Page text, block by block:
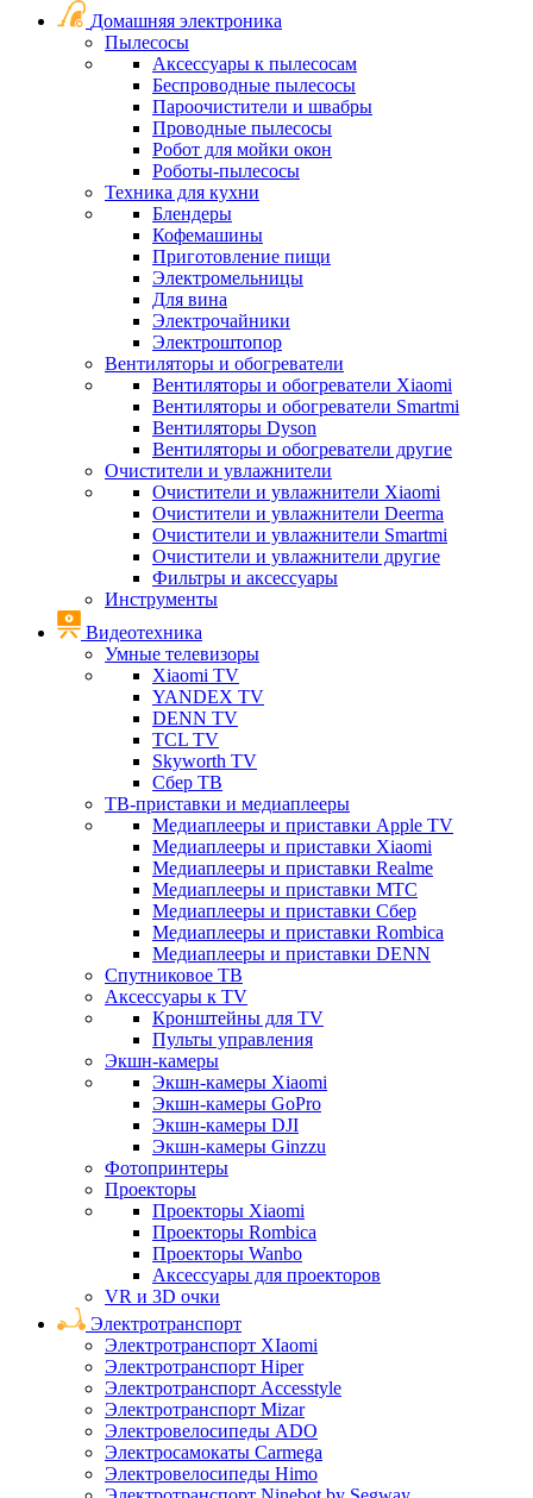
Домашняя электроника
Пылесосы
Аксессуары к пылесосам
Беспроводные пылесосы
Пароочистители и швабры
Проводные пылесосы
Робот для мойки окон
Роботы-пылесосы
Техника для кухни
Блендеры
Кофемашины
Приготовление пищи
Электромельницы
Для вина
Электрочайники
Электроштопор
Вентиляторы и обогреватели
Вентиляторы и обогреватели Xiaomi
Вентиляторы и обогреватели Smartmi
Вентиляторы Dyson
Вентиляторы и обогреватели другие
Очистители и увлажнители
Очистители и увлажнители Xiaomi
Очистители и увлажнители Deerma
Очистители и увлажнители Smartmi
Очистители и увлажнители другие
Фильтры и аксессуары
Инструменты
Видеотехника
Умные телевизоры
Xiaomi TV
YANDEX TV
DENN TV
TCL TV
Skyworth TV
Сбер ТВ
ТВ-приставки и медиаплееры
Медиаплееры и приставки Apple TV
Медиаплееры и приставки Xiaomi
Медиаплееры и приставки Realme
Медиаплееры и приставки МТС
Медиаплееры и приставки Сбер
Медиаплееры и приставки Rombica
Медиаплееры и приставки DENN
Спутниковое ТВ
Аксессуары к TV
Кронштейны для TV
Пульты управления
Экшн-камеры
Экшн-камеры Xiaomi
Экшн-камеры GoPro
Экшн-камеры DJI
Экшн-камеры Ginzzu
Фотопринтеры
Проекторы
Проекторы Xiaomi
Проекторы Rombica
Проекторы Wanbo
Аксессуары для проекторов
VR и 3D очки
Электротранспорт
Электротранспорт XIaomi
Электротранспорт Hiper
Электротранспорт Accesstyle
Электротранспорт Mizar
Электровелосипеды ADO
Электросамокаты Carmega
Электровелосипеды Himo